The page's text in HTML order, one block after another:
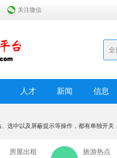
关注微信
全
人才 新闻 信息
选中以及屏蔽提示等操作，都有单独开
房屋出租
旅游热点